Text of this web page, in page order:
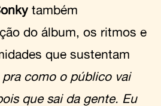
também
do álbum, os ritmos e
que sustentam
como o público vai
que sai da gente. Eu